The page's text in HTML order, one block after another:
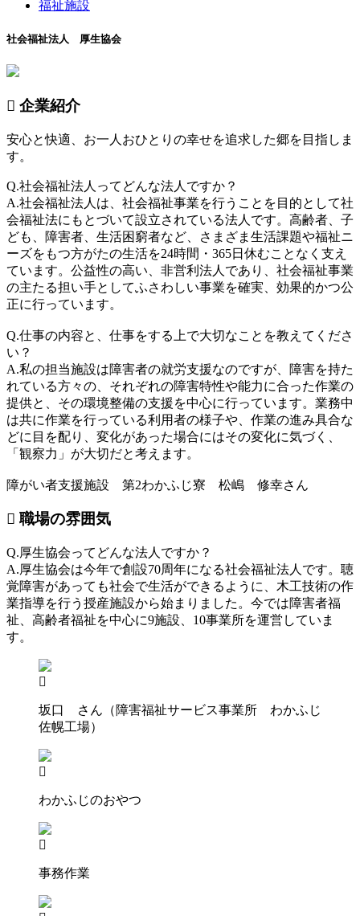
福祉施設
社会福祉法人 厚生協会
企業紹介
安心と快適、お一人おひとりの幸せを追求した郷を目指しま
す。
Q.社会福祉法人ってどんな法人ですか？
A.社会福祉法人は、社会福祉事業を行うことを目的として社
会福祉法にもとづいて設立されている法人です。高齢者、子
ども、障害者、生活困窮者など、さまざま生活課題や福祉ニ
ーズをもつ方がたの生活を24時間・365日休むことなく支え
ています。公益性の高い、非営利法人であり、社会福祉事業
の主たる担い手としてふさわしい事業を確実、効果的かつ公
正に行っています。
Q.仕事の内容と、仕事をする上で大切なことを教えてくださ
い？
A.私の担当施設は障害者の就労支援なのですが、障害を持た
れている方々の、それぞれの障害特性や能力に合った作業の
提供と、その環境整備の支援を中心に行っています。業務中
は共に作業を行っている利用者の様子や、作業の進み具合な
どに目を配り、変化があった場合にはその変化に気づく、
「観察力」が大切だと考えます。
障がい者支援施設 第2わかふじ寮 松嶋 修幸さん
職場の雰囲気
Q.厚生協会ってどんな法人ですか？
A.厚生協会は今年で創設70周年になる社会福祉法人です。聴
覚障害があっても社会で生活ができるように、木工技術の作
業指導を行う授産施設から始まりました。今では障害者福
祉、高齢者福祉を中心に9施設、10事業所を運営していま
す。
坂口 さん（障害福祉サービス事業所 わかふじ
佐幌工場）
わかふじのおやつ
事務作業